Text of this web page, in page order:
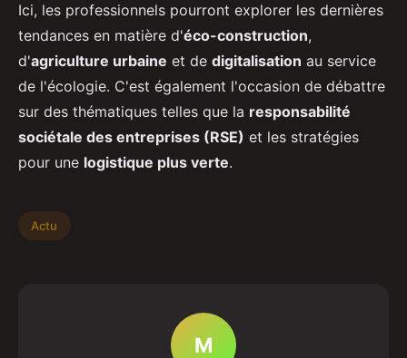
Ici, les professionnels pourront explorer les dernières
tendances en matière d'éco-construction,
d'agriculture urbaine et de digitalisation au service
de l'écologie. C'est également l'occasion de débattre
sur des thématiques telles que la responsabilité
sociétale des entreprises (RSE) et les stratégies
pour une logistique plus verte.
Actu
M